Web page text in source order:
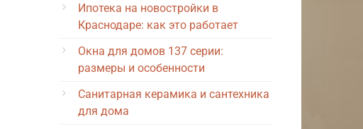
Ипотека на новостройки в
Краснодаре: как это работает
Окна для домов 137 серии:
размеры и особенности
Санитарная керамика и сантехника
для дома